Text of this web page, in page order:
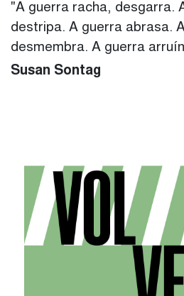
"A guerra racha, desgarra.
destripa. A guerra abrasa.
desmembra. A guerra
Susan Sontag